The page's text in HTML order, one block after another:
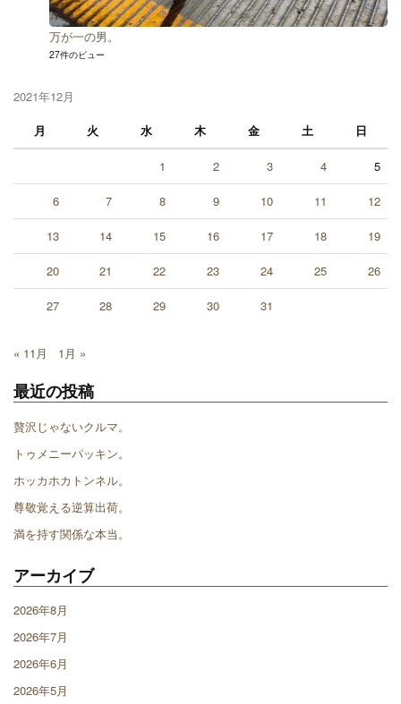
万が一の男。
27件のビュー
2021年12月
月
火 水 木 金 土 日
1 2 3 4 5
6 7 8 9 10 11 12
13 14 15 16 17 18 19
20 21 22 23 24 25 26
27 28 29 30 31
« 11月 1月 »
最近の投稿
贅沢じゃないクルマ。
トゥメニーパッキン。
ホッカホカトンネル。
尊敬覚える逆算出荷。
満を持す関係な本当。
アーカイブ
2026年8月
2026年7月
2026年6月
2026年5月